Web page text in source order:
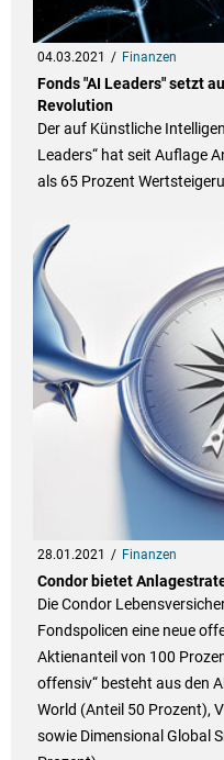
04.03.2021 Finanzen
Fonds "AI Leaders" setzt
Revolution
Der auf Künstliche
Leaders“ hat seit Auflage
als 65 Prozent
28.01.2021 Finanzen
Condor bietet
Die Condor
Fondspolicen eine neue
Aktienanteil von 100
offensiv“ besteht aus den
World (Anteil 50 Prozent),
sowie Dimensional Global